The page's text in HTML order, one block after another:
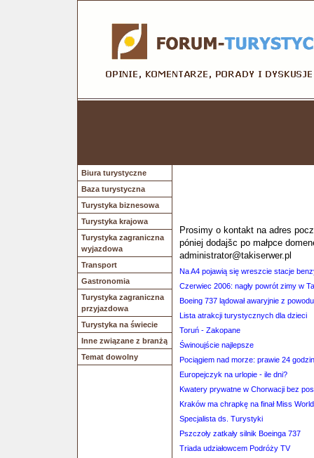
Biura turystyczne
Baza turystyczna
Turystyka biznesowa
Turystyka krajowa
Turystyka zagraniczna
wyjazdowa
Transport
Gastronomia
Turystyka zagraniczna
przyjazdowa
Turystyka na świecie
Inne związane z branżą
Temat dowolny
Prosimy o kontakt na adres
póniej dodajšc po małpce
administrator@takiserwer.pl
Na A4 pojawią się wreszcie stacje
Czerwiec 2006: nagły powrót zimy w
Boeing 737 lądował awaryjnie z
Lista atrakcji turystycznych dla dzieci
Toruń - Zakopane
Świnoujście najlepsze
Pociągiem nad morze: prawie 24
Europejczyk na urlopie - ile dni?
Kwatery prywatne w Chorwacji bez
Kraków ma chrapkę na finał Miss
Specjalista ds. Turystyki
Pszczoły zatkały silnik Boeinga 737
Triada udziałowcem Podróży TV